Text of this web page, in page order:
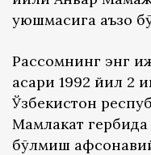
уюшмасига аъзо
Рассомнинг энг
асари 1992 йил 2
Ўзбекистон
Мамлакат
бўлмиш